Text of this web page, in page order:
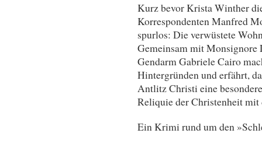
Kurz bevor Krista Winther
Korrespondenten Manfred
spurlos: Die verwüstete
Gemeinsam mit Monsignore
Gendarm Gabriele Cairo
Hintergründen und erfährt,
Antlitz Christi eine
Reliquie der Christenheit mit
Ein Krimi rund um den